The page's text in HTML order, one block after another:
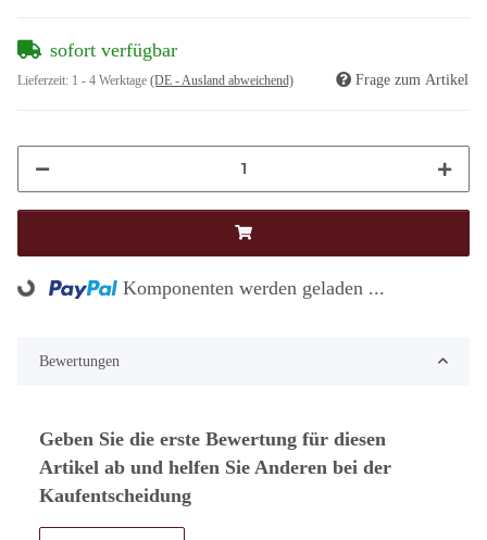
sofort verfügbar
Lieferzeit: 1 - 4 Werktage (DE - Ausland abweichend) Frage zum Artikel
Loading... Komponenten werden geladen ...
Bewertungen
Geben Sie die erste Bewertung für diesen
Artikel ab und helfen Sie Anderen bei der
Kaufentscheidung